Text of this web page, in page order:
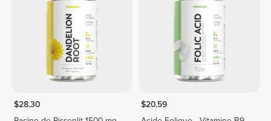
$28.30
$20.59